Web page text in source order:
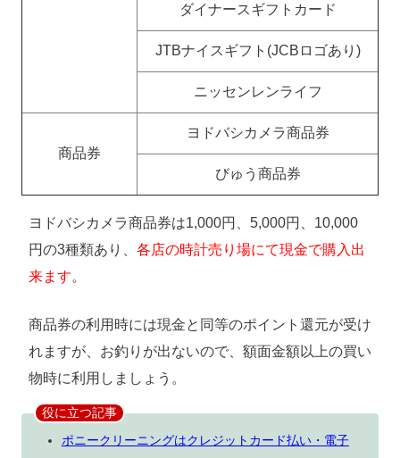
ダイナースギフトカード
JTBナイスギフト(JCBロゴあり)
ニッセンレンライフ
商品券
ヨドバシカメラ商品券
びゅう商品券
ヨドバシカメラ商品券は1,000円、5,000円、10,000
円の3種類あり、 各店の時計売り場にて現金で購入出
来ます。
商品券の利用時には現金と同等のポイント還元が受け
れますが、お釣りが出ないので、額面金額以上の買い
物時に利用しましょう。
役に立つ記事
ポニークリーニングはクレジットカード払い・電子